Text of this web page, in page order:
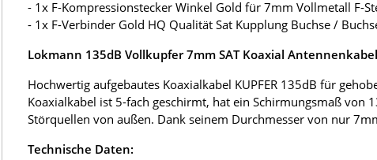
- 1x F-Kompressionstecker Winkel Gold für 7mm Vollmetall F-
- 1x F-Verbinder Gold HQ Qualität Sat Kupplung Buchse /
Lokmann 135dB Vollkupfer 7mm SAT Koaxial
Hochwertig aufgebautes Koaxialkabel KUPFER 135dB für
Koaxialkabel ist 5-fach geschirmt, hat ein Schirmungsmaß von
Störquellen von außen. Dank seinem Durchmesser von nur
Technische Daten: